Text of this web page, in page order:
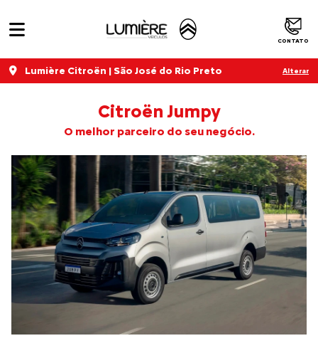
CONTATO
Lumière Citroën | São José do Rio Preto Alterar
Citroën Jumpy
O melhor parceiro do seu negócio.